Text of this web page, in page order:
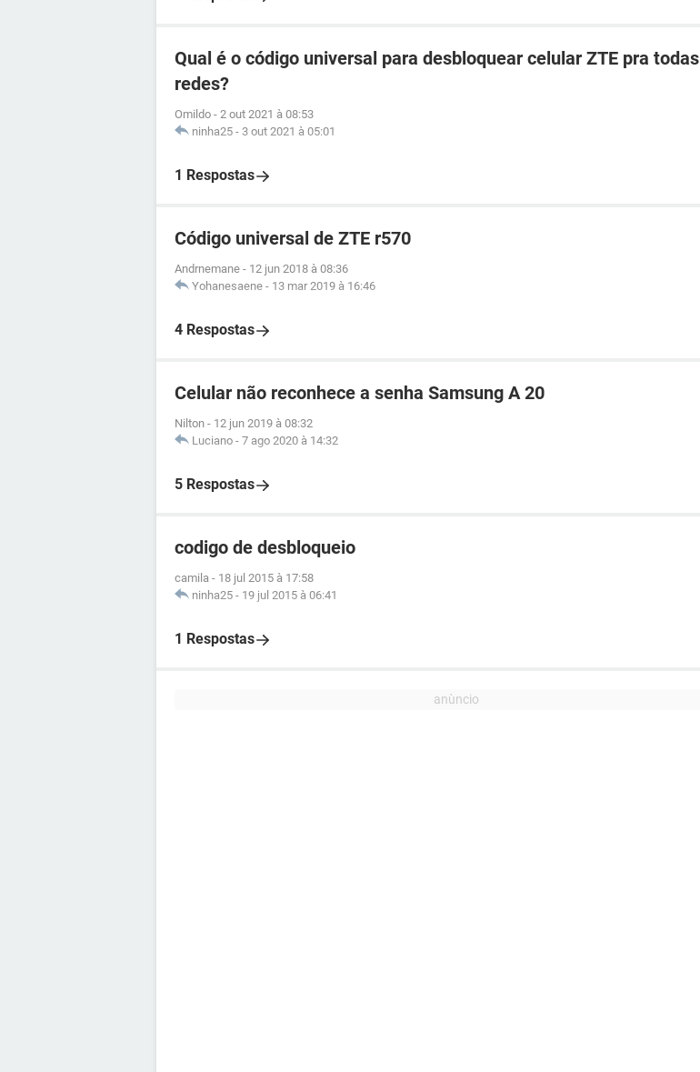
Qual é o código universal para desbloquear celular ZTE pra todas
redes?
Omildo - 2 out 2021 à 08:53
ninha25 - 3 out 2021 à 05:01
1 Respostas
Código universal de ZTE r570
Andrnemane - 12 jun 2018 à 08:36
Yohanesaene - 13 mar 2019 à 16:46
4 Respostas
Celular não reconhece a senha Samsung A 20
Nilton - 12 jun 2019 à 08:32
Luciano - 7 ago 2020 à 14:32
5 Respostas
codigo de desbloqueio
camila - 18 jul 2015 à 17:58
ninha25 - 19 jul 2015 à 06:41
1 Respostas